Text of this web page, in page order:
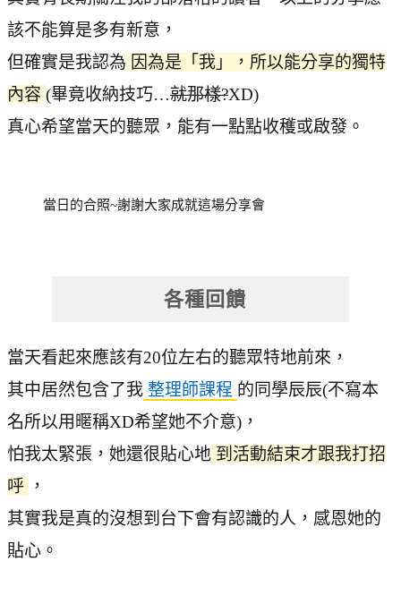
該不能算是多有新意，
但確實是我認為 因為是「我」，所以能分享的獨特
內容 (畢竟收納技巧…就那樣?XD)
真心希望當天的聽眾，能有一點點收穫或啟發。
當日的合照~謝謝大家成就這場分享會
各種回饋
當天看起來應該有20位左右的聽眾特地前來，
其中居然包含了我 整理師課程 的同學辰辰(不寫本
名所以用暱稱XD希望她不介意)，
怕我太緊張，她還很貼心地 到活動結束才跟我打招
呼 ，
其實我是真的沒想到台下會有認識的人，感恩她的
貼心。